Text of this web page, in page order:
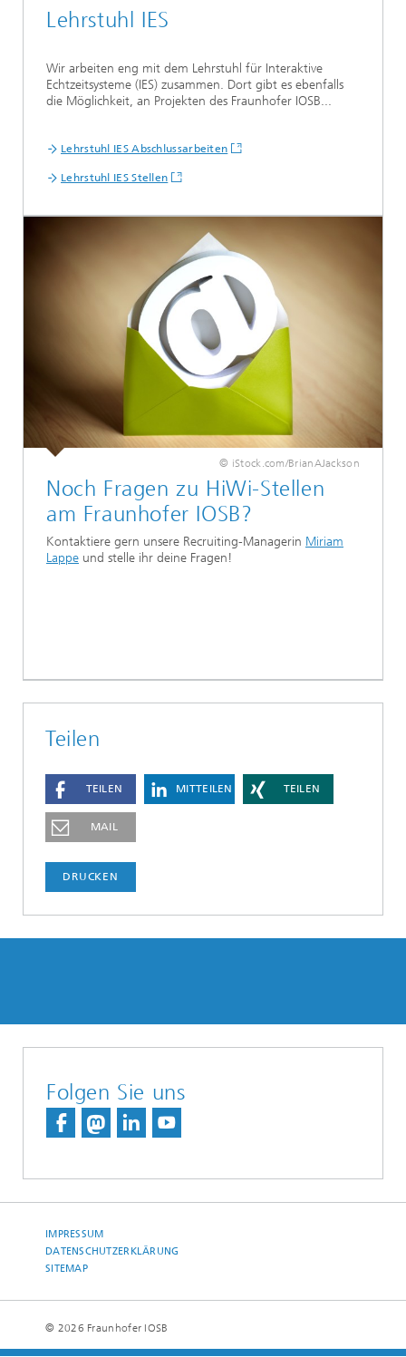
Lehrstuhl IES
Wir arbeiten eng mit dem Lehrstuhl für Interaktive
Echtzeitsysteme (IES) zusammen. Dort gibt es ebenfalls
die Möglichkeit, an Projekten des Fraunhofer IOSB...
Lehrstuhl IES Abschlussarbeiten
Lehrstuhl IES Stellen
© iStock.com/BrianAJackson
Noch Fragen zu HiWi-Stellen
am Fraunhofer IOSB?
Kontaktiere gern unsere Recruiting-Managerin Miriam
Lappe und stelle ihr deine Fragen!
Teilen
TEILEN MITTEILEN TEILEN
MAIL
DRUCKEN
Folgen Sie uns
IMPRESSUM
DATENSCHUTZERKLÄRUNG
SITEMAP
© 2026 Fraunhofer IOSB